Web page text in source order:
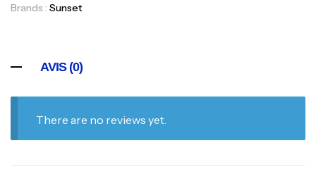
Brands : Sunset
AVIS (0)
There are no reviews yet.